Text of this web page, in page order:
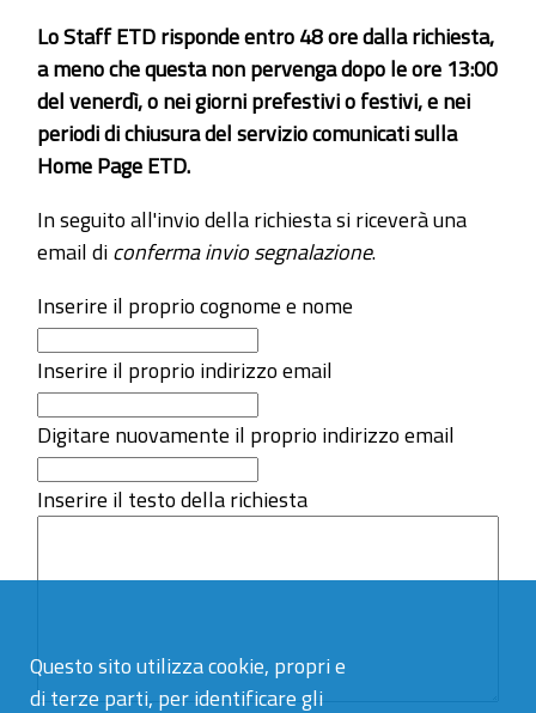
Questo sito utilizza cookie, propri e
di terze parti, per identificare gli
Lo Staff ETD risponde entro 48 ore dalla richiesta,
a meno che questa non pervenga dopo le ore 13:00
del venerdì, o nei giorni prefestivi o festivi, e nei
periodi di chiusura del servizio comunicati sulla
Home Page ETD.
In seguito all'invio della richiesta si riceverà una
email diconferma invio segnalazione.
Inserire il proprio cognome e nome
Inserire il proprio indirizzo email
Digitare nuovamente il proprio indirizzo email
Inserire il testo della richiesta